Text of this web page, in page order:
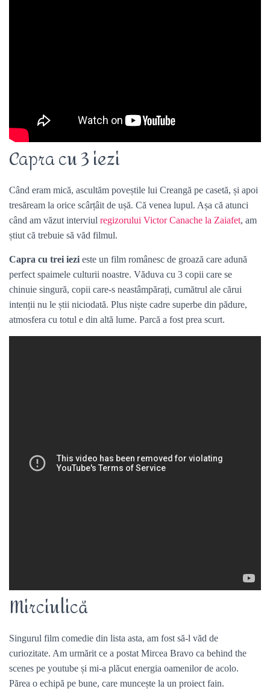
Capra cu 3 iezi
Când eram mică, ascultăm poveștile lui Creangă pe casetă, și apoi
tresăream la orice scârțâit de ușă. Că venea lupul. Așa că atunci
când am văzut interviul regizorului Victor Canache la Zaiafet, am
știut că trebuie să văd filmul.
Capra cu trei iezi este un film românesc de groază care adună
perfect spaimele culturii noastre. Văduva cu 3 copii care se
chinuie singură, copii care-s neastâmpărați, cumătrul ale cărui
intenții nu le știi niciodată. Plus niște cadre superbe din pădure,
atmosfera cu totul e din altă lume. Parcă a fost prea scurt.
Mirciulică
Singurul film comedie din lista asta, am fost să-l văd de
curiozitate. Am urmărit ce a postat Mircea Bravo ca behind the
scenes pe youtube și mi-a plăcut energia oamenilor de acolo.
Părea o echipă pe bune, care muncește la un proiect fain.